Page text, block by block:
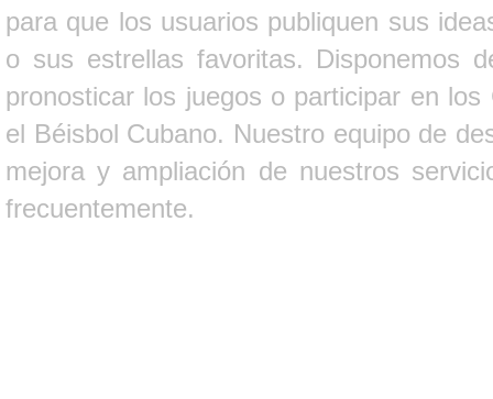
para que los usuarios publiquen sus
o sus estrellas favoritas. Disponemos
pronosticar los juegos o participar en
el Béisbol Cubano. Nuestro equipo de
mejora y ampliación de nuestros
frecuentemente.